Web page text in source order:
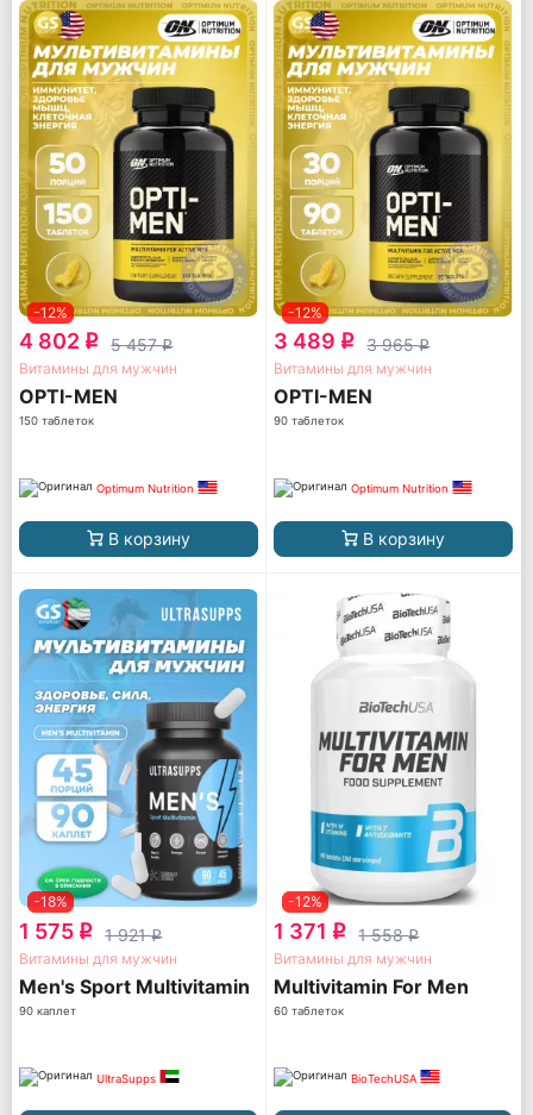
-12%
4 802 q 5 457q
Витамины для мужчин
OPTI-MEN
150 таблеток
Optimum Nutrition
В корзину
-12%
3 489 q 3 965q
Витамины для мужчин
OPTI-MEN
90 таблеток
Optimum Nutrition
В корзину
-18%
1 575 q 1 921q
Витамины для мужчин
Men's Sport Multivitamin
90 каплет
UltraSupps
-12%
1 371 q 1 558q
Витамины для мужчин
Multivitamin For Men
60 таблеток
BioTechUSA